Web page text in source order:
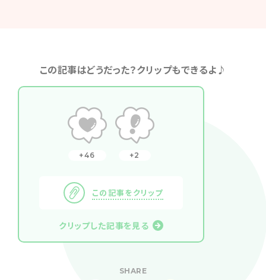
この記事はどうだった？クリップもできるよ♪
46 2
この記事をクリップ
クリップした記事を見る
SHARE